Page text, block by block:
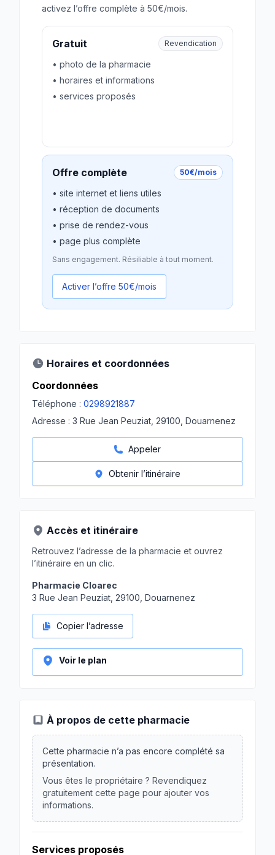
activez l’offre complète à 50€/mois.
Gratuit Revendication
• photo de la pharmacie
• horaires et informations
• services proposés
Offre complète 50€/mois
• site internet et liens utiles
• réception de documents
• prise de rendez-vous
• page plus complète
Sans engagement. Résiliable à tout moment.
Activer l’offre 50€/mois
Horaires et coordonnées
Coordonnées
Téléphone : 0298921887
Adresse : 3 Rue Jean Peuziat, 29100, Douarnenez
Appeler
Obtenir l’itinéraire
Accès et itinéraire
Retrouvez l’adresse de la pharmacie et ouvrez
l’itinéraire en un clic.
Pharmacie Cloarec
3 Rue Jean Peuziat, 29100, Douarnenez
Copier l’adresse
Voir le plan
À propos de cette pharmacie
Cette pharmacie n’a pas encore complété sa
présentation.
Vous êtes le propriétaire ? Revendiquez
gratuitement cette page pour ajouter vos
informations.
Services proposés